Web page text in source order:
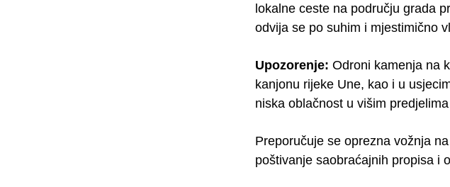
lokalne ceste na području grada
odvija se po suhim i mjestimično
Upozorenje: Odroni kamenja na
kanjonu rijeke Une, kao i u
niska oblačnost u višim
Preporučuje se oprezna vožnja
poštivanje saobraćajnih propisa i